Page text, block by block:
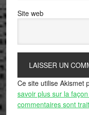
Site web
Ce site utilise Akismet
savoir plus sur la
commentaires sont